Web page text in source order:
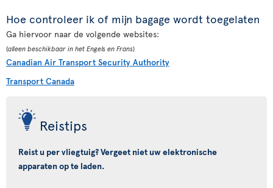
Hoe controleer ik of mijn bagage wordt toegelaten
Ga hiervoor naar de volgende websites:
(alleen beschikbaar in het Engels en Frans)
Canadian Air Transport Security Authority
Transport Canada
Reistips
Reist u per vliegtuig? Vergeet niet uw elektronische
apparaten op te laden.